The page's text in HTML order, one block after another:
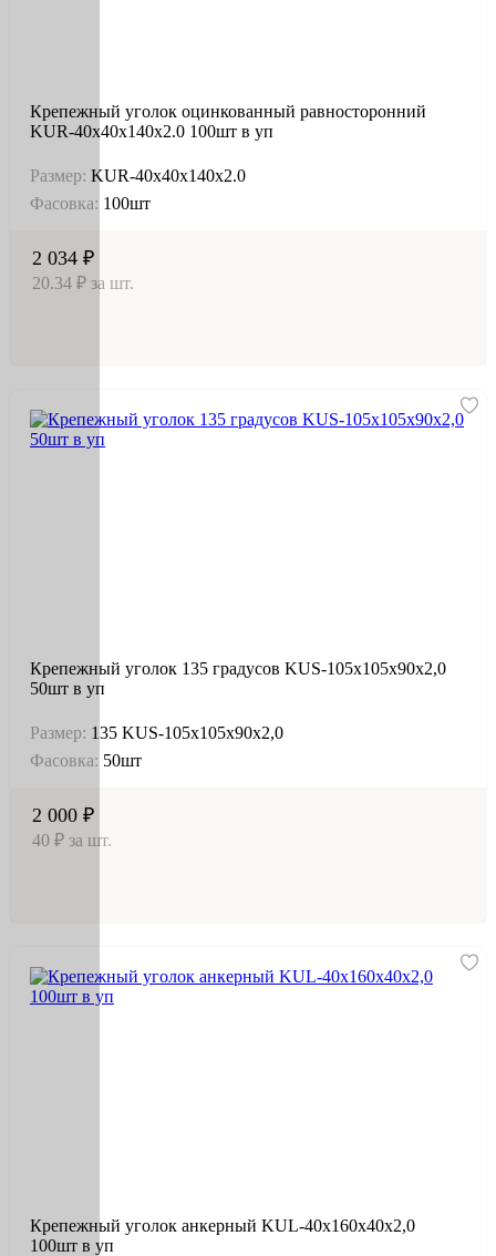
Крепежный уголок оцинкованный равносторонний
KUR-40х40х140х2.0 100шт в уп
Размер: KUR-40х40х140х2.0
Фасовка: 100шт
2 034 ₽
20.34 ₽ за шт.
Крепежный уголок 135 градусов KUS-105х105х90х2,0
50шт в уп
Размер: 135 KUS-105х105х90х2,0
Фасовка: 50шт
2 000 ₽
40 ₽ за шт.
Крепежный уголок анкерный KUL-40х160х40х2,0
100шт в уп